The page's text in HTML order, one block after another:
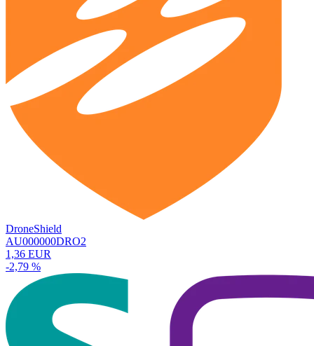
DroneShield
AU000000DRO2
1,36 EUR
-2,79 %